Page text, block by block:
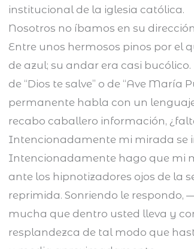
institucional de la iglesia católica.
Nosotros no íbamos en su
Entre unos hermosos pinos por el
de azul; su andar era casi
de “Dios te salve” o de “Ave María
permanente habla con un
recabo caballero información,
Intencionadamente mi mirada se
Intencionadamente hago que mi
ante los hipnotizadores ojos de la
reprimida. Sonriendo le respondo,
mucha que dentro usted lleva y
resplandezca de tal modo que